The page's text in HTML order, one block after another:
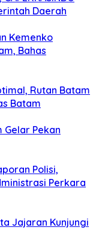
Daerah
Kemenko
Bahas
Rutan Batam
Batam
Gelar Pekan
Polisi,
Perkara
Jajaran Kunjungi